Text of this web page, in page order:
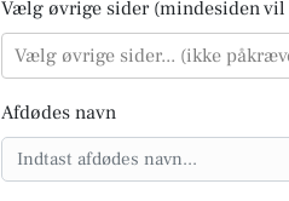
Vælg øvrige sider (mindesiden
Vælg øvrige sider... (ikke
Afdødes navn